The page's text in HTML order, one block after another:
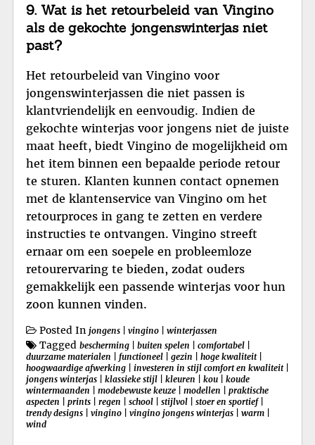
9. Wat is het retourbeleid van Vingino
als de gekochte jongenswinterjas niet
past?
Het retourbeleid van Vingino voor
jongenswinterjassen die niet passen is
klantvriendelijk en eenvoudig. Indien de
gekochte winterjas voor jongens niet de juiste
maat heeft, biedt Vingino de mogelijkheid om
het item binnen een bepaalde periode retour
te sturen. Klanten kunnen contact opnemen
met de klantenservice van Vingino om het
retourproces in gang te zetten en verdere
instructies te ontvangen. Vingino streeft
ernaar om een soepele en probleemloze
retourervaring te bieden, zodat ouders
gemakkelijk een passende winterjas voor hun
zoon kunnen vinden.
Posted In jongens vingino winterjassen
Tagged bescherming buiten spelen comfortabel
duurzame materialen
functioneel gezin hoge kwaliteit|
hoogwaardige afwerking
investeren in stijl comfort en kwaliteit|
jongens winterjas
klassieke stijl kleuren kou
koude
wintermaanden
modebewuste keuze modellen
praktische
aspecten
prints regen school stijlvol stoer en sportief|
trendy designs
vingino vingino jongens winterjas warm
wind